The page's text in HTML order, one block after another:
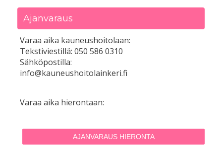
Ajanvaraus
Varaa aika kauneushoitolaan:
Tekstiviestillä: 050 586 0310
Sähköpostilla:
info@kauneushoitolainkeri.fi
Varaa aika hierontaan:
AJANVARAUS HIERONTA